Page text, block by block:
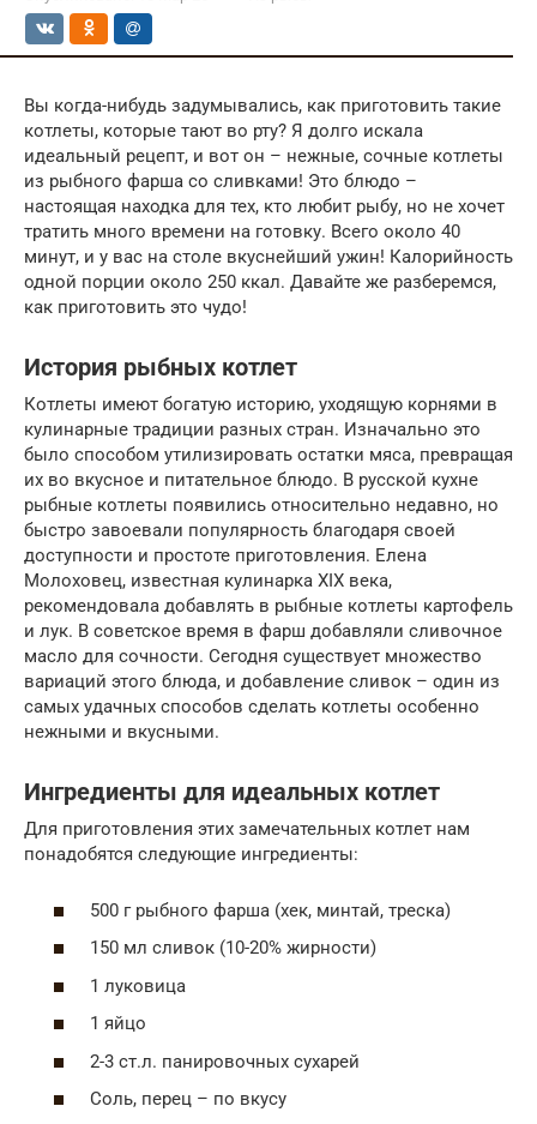
Вы когда-нибудь задумывались, как приготовить такие
котлеты, которые тают во рту? Я долго искала
идеальный рецепт, и вот он – нежные, сочные котлеты
из рыбного фарша со сливками! Это блюдо –
настоящая находка для тех, кто любит рыбу, но не хочет
тратить много времени на готовку. Всего около 40
минут, и у вас на столе вкуснейший ужин! Калорийность
одной порции около 250 ккал. Давайте же разберемся,
как приготовить это чудо!
История рыбных котлет
Котлеты имеют богатую историю, уходящую корнями в
кулинарные традиции разных стран. Изначально это
было способом утилизировать остатки мяса, превращая
их во вкусное и питательное блюдо. В русской кухне
рыбные котлеты появились относительно недавно, но
быстро завоевали популярность благодаря своей
доступности и простоте приготовления. Елена
Молоховец, известная кулинарка XIX века,
рекомендовала добавлять в рыбные котлеты картофель
и лук. В советское время в фарш добавляли сливочное
масло для сочности. Сегодня существует множество
вариаций этого блюда, и добавление сливок – один из
самых удачных способов сделать котлеты особенно
нежными и вкусными.
Ингредиенты для идеальных котлет
Для приготовления этих замечательных котлет нам
понадобятся следующие ингредиенты:
500 г рыбного фарша (хек, минтай, треска)
150 мл сливок (10-20% жирности)
1 луковица
1 яйцо
2-3 ст.л. панировочных сухарей
Соль, перец – по вкусу